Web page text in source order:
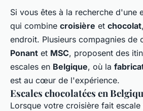
Si vous êtes à la recherche d'une
qui combine croisière et chocolat
endroit. Plusieurs compagnies de
Ponant et MSC, proposent des
escales en Belgique, où la
est au cœur de l'expérience.
Escales chocolatées en
Lorsque votre croisière fait escale